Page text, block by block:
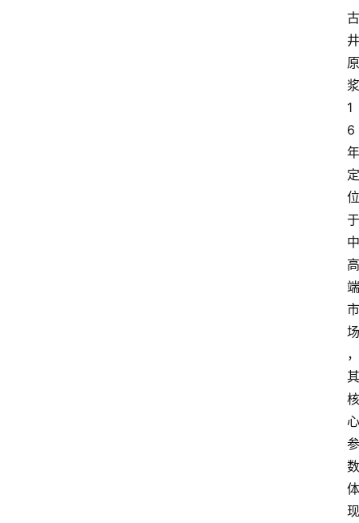
古
井
原
浆
1
6
年
定
位
于
中
高
端
市
场
，
其
核
心
参
数
体
现